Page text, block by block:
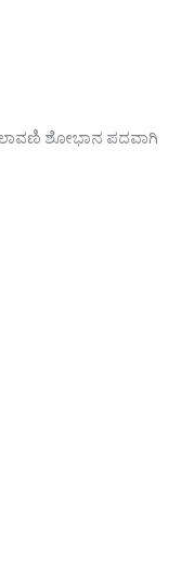
ಶೋಭಾನ ಪದವಾಗಿ